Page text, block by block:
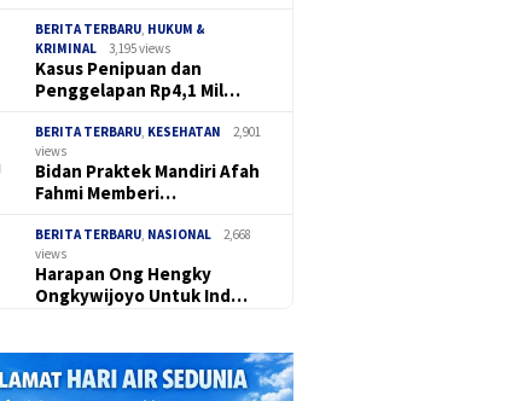
BERITA TERBARU HUKUM &
KRIMINAL
3,195 views
Kasus Penipuan dan
Penggelapan Rp4,1 Mil…
BERITA TERBARU KESEHATAN
2,901
views
Bidan Praktek Mandiri Afah
Fahmi Memberi…
BERITA TERBARU NASIONAL
2,668
views
Harapan Ong Hengky
Ongkywijoyo Untuk Ind…